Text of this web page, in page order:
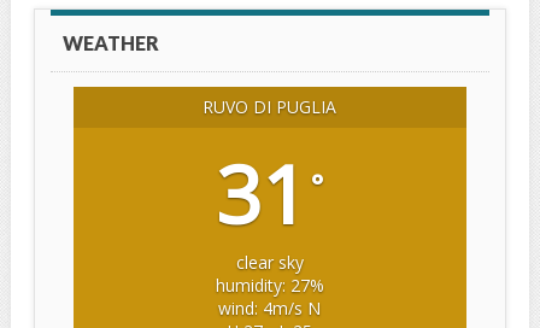
WEATHER
RUVO DI PUGLIA
31 °
clear sky
humidity: 27%
wind: 4m/s N